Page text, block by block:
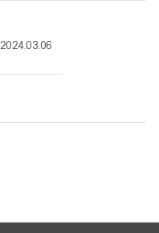
2024.03.06